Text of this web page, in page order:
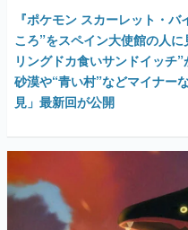
『ポケモン スカーレット・
ころ”をスペイン大使館の人
リングドカ食いサンドイッチ
砂漠や“青い村”などマイナー
見」最新回が公開